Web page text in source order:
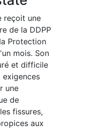
reçoit une
de la DDPP
Protection
mois. Son
et difficile
une
de
fissures,
aux